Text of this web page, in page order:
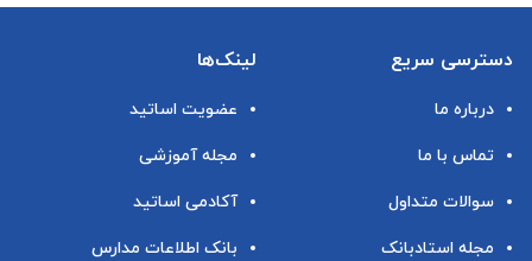
دسترسی سریع
درباره ما
تماس با ما
سوالات متداول
مجله استادبانک
لینک‌ها
عضویت اساتید
مجله آموزشی
آکادمی اساتید
بانک اطلاعات مدارس